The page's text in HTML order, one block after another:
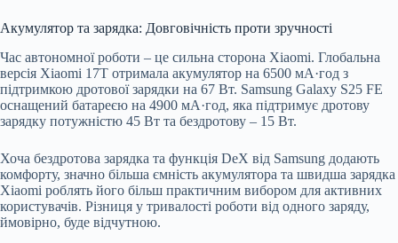
Акумулятор та зарядка: Довговічність проти зручності
Час автономної роботи – це сильна сторона Xiaomi. Глобальна
версія Xiaomi 17T отримала акумулятор на 6500 мА·год з
підтримкою дротової зарядки на 67 Вт. Samsung Galaxy S25 FE
оснащений батареєю на 4900 мА·год, яка підтримує дротову
зарядку потужністю 45 Вт та бездротову – 15 Вт.
Хоча бездротова зарядка та функція DeX від Samsung додають
комфорту, значно більша ємність акумулятора та швидша зарядка
Xiaomi роблять його більш практичним вибором для активних
користувачів. Різниця у тривалості роботи від одного заряду,
ймовірно, буде відчутною.